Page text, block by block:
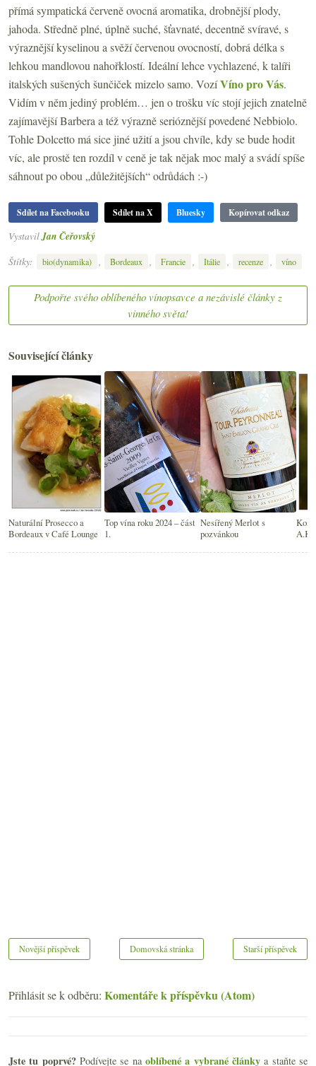
přímá sympatická červeně ovocná aromatika, drobnější plody,
jahoda. Středně plné, úplně suché, šťavnaté, decentně svíravé, s
výraznější kyselinou a svěží červenou ovocností, dobrá délka s
lehkou mandlovou nahořklostí. Ideální lehce vychlazené, k talíři
italských sušených šunčiček mizelo samo. VozíVíno pro Vás.
Vidím v něm jediný problém… jen o trošku víc stojí jejich znatelně
zajímavější Barbera a též výrazně serióznější povedené Nebbiolo.
Tohle Dolcetto má sice jiné užití a jsou chvíle, kdy se bude hodit
víc, ale prostě ten rozdíl v ceně je tak nějak moc malý a svádí spíše
sáhnout po obou „důležitějších“ odrůdách :-)
Sdílet na Facebooku Sdílet na X Bluesky Kopírovat odkaz
Vystavil Jan Čeřovský
Štítky:
bio(dynamika) , Bordeaux , Francie , Itálie , recenze , víno
Podpořte svého oblíbeného vínopsavce a nezávislé články z
vinného světa!
Související články
Naturální Prosecco a
Bordeaux v Café Lounge
Top vína roku 2024 – část
1.
Nesířený Merlot s
pozvánkou
Novější příspěvek Starší příspěvek
Domovská stránka
Přihlásit se k odběru: Komentáře k příspěvku (Atom)
Jste tu poprvé?Podívejte se naoblíbené a vybrané články a staňte se